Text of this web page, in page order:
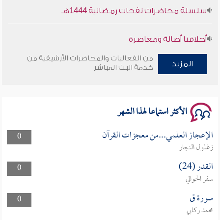
سلسلة محاضرات نفحات رمضانية 1444هـ
أخلاقنا أصالة ومعاصرة
وأمنهم من خوف 9
المزيد
من الفعاليات والمحاضرات الأرشيفية من
خدمة البث المباشر
الأكثر استماعا لهذا الشهر
0 الإعجاز العلمي...من معجزات القرآن
زغلول النجار
0
القدر (24)
سفر الحوالي
0
سورة ق
محمد ركابي